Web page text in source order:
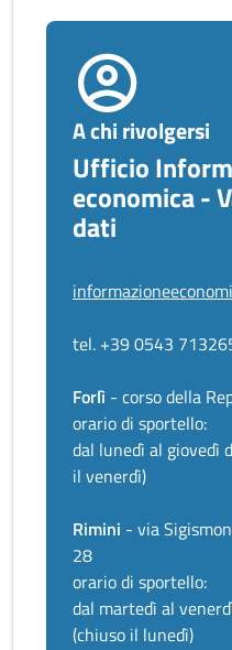
A chi rivolgersi
Ufficio
economica -
dati
tel. +39 0543
Forlì - corso della
orario di sportello:
dal lunedì al giovedì
il venerdì)
Rimini - via
28
orario di sportello:
dal martedì al
(chiuso il lunedì)